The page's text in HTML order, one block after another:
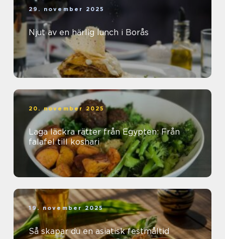
29. november 2025
Njut av en härlig lunch i Borås
20. november 2025
Laga läckra rätter från Egypten: Från
falafel till koshari
19. november 2025
Så skapar du en asiatisk festmåltid